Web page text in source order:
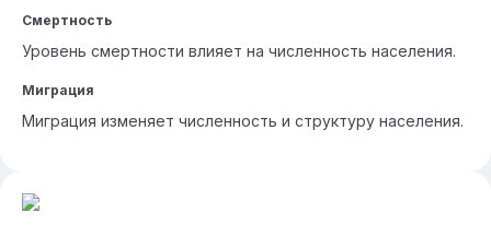
Смертность
Уровень смертности влияет на численность населения.
Миграция
Миграция изменяет численность и структуру населения.